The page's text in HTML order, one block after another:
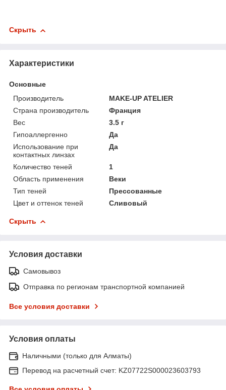
Скрыть
Характеристики
Основные
Производитель
MAKE-UP ATELIER
Страна производитель
Франция
Вес
3.5 г
Гипоаллергенно
Да
Использование при
контактных линзах
Да
Количество теней
1
Область применения
Веки
Тип теней
Прессованные
Цвет и оттенок теней
Сливовый
Скрыть
Условия доставки
Самовывоз
Отправка по регионам транспортной компанией
Все условия доставки
Условия оплаты
Наличными (только для Алматы)
Перевод на расчетный счет: KZ07722S000023603793